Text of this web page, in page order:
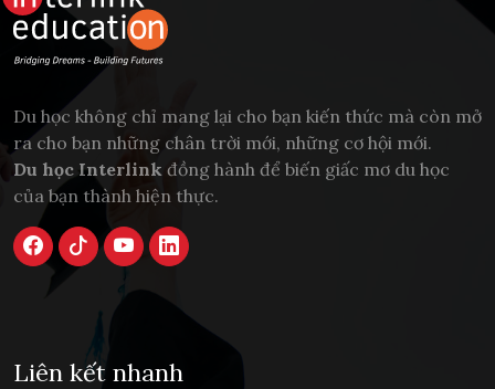
Du học không chỉ mang lại cho bạn kiến thức mà còn mở
ra cho bạn những chân trời mới, những cơ hội mới.
Du học Interlink đồng hành để biến giấc mơ du học
của bạn thành hiện thực.
Liên kết nhanh